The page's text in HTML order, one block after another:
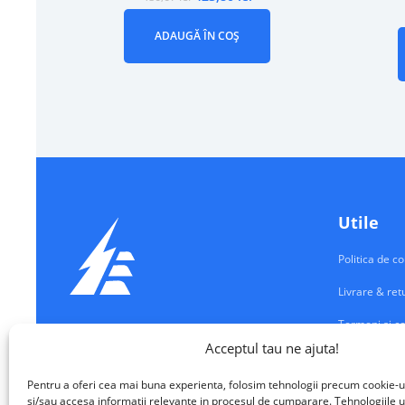
Acceptul tau ne ajuta!
Pentru a oferi cea mai buna experienta, folosim tehnologii precum cookie-
si/sau accesa informatii relevante in procesul de cumparare. Tehnologiile
ADAUGĂ ÎN COȘ
Echipamente Electrice
Utile
Politica de
Livrare &
Termeni si
Contul meu
Contact